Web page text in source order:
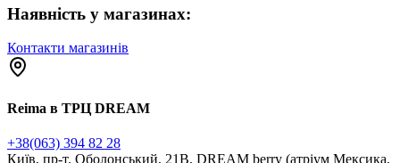
Наявність у магазинах:
Контакти магазинів
Reima в ТРЦ DREAM
+38(063) 394 82 28
Київ, пр-т. Оболонський, 21В, DREAM berry (атріум Мексика,